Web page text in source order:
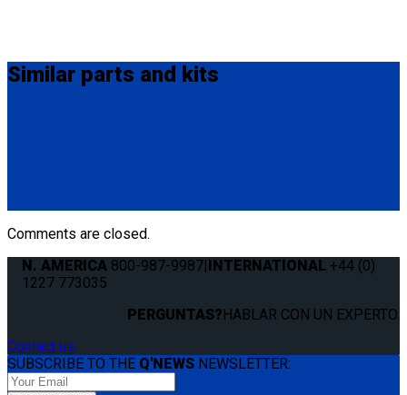
Similar parts and kits
Comments are closed.
N. AMERICA 800-987-9987|INTERNATIONAL +44 (0)
1227 773035
PERGUNTAS?HABLAR CON UN EXPERTO.
Contact us
SUBSCRIBE TO THE Q'NEWS NEWSLETTER: